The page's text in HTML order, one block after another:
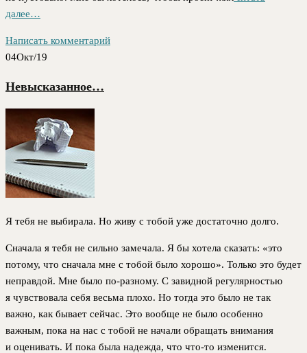
далее…
Написать комментарий
04Окт/19
Невысказанное…
Я тебя не выбирала. Но живу с тобой уже достаточно долго.
Сначала я тебя не сильно замечала. Я бы хотела сказать: «это
потому, что сначала мне с тобой было хорошо». Только это будет
неправдой. Мне было по-разному. С завидной регулярностью
я чувствовала себя весьма плохо. Но тогда это было не так
важно, как бывает сейчас. Это вообще не было особенно
важным, пока на нас с тобой не начали обращать внимания
и оценивать. И пока была надежда, что что-то изменится.